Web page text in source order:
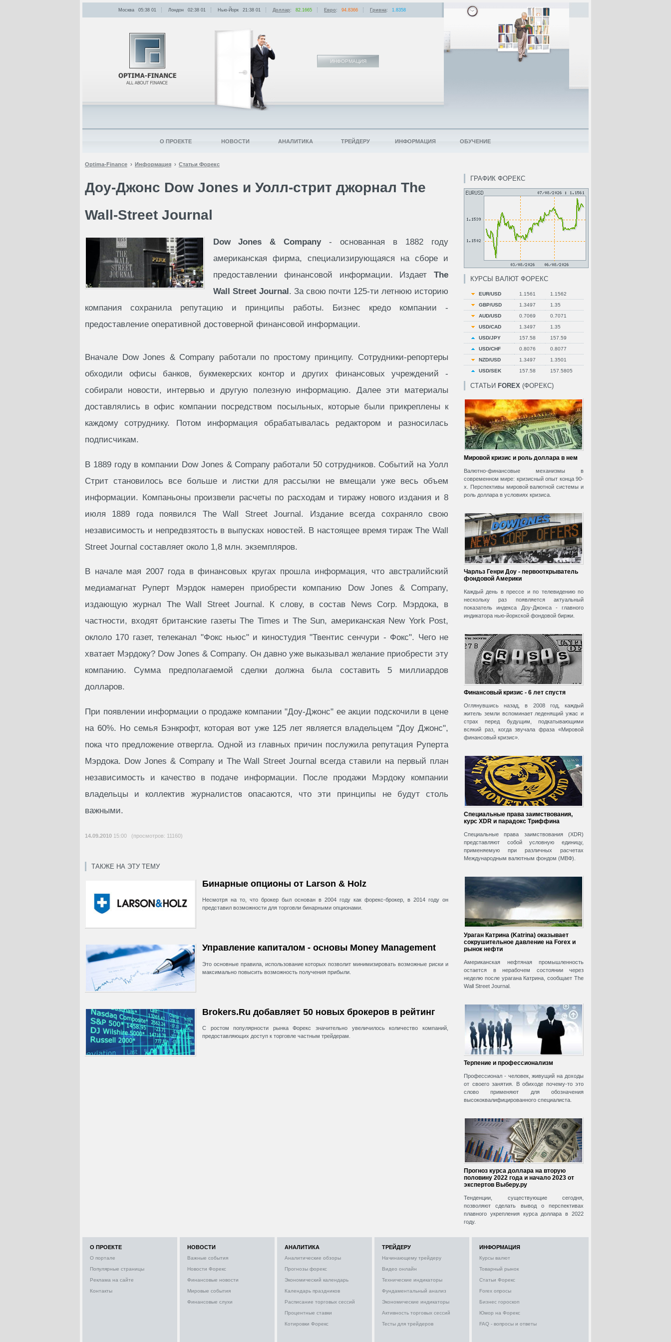
Optima-Finance Информация Статьи Форекс
Доу-Джонс Dow Jones и Уолл-стрит джорнал The
Wall-Street Journal
Dow Jones & Company- основанная в 1882 году
американская фирма, специализирующаяся на сборе и
предоставлении финансовой информации. Издает The
Wall Street Journal. За свою почти 125-ти летнюю историю
компания сохранила репутацию и принципы работы. Бизнес кредо компании -
предоставление оперативной достоверной финансовой информации.
Вначале Dow Jones & Company работали по простому принципу. Сотрудники-репортеры
обходили офисы банков, букмекерских контор и других финансовых учреждений -
собирали новости, интервью и другую полезную информацию. Далее эти материалы
доставлялись в офис компании посредством посыльных, которые были прикреплены к
каждому сотруднику. Потом информация обрабатывалась редактором и разносилась
подписчикам.
В 1889 году в компании Dow Jones & Company работали 50 сотрудников. Событий на Уолл
Стрит становилось все больше и листки для рассылки не вмещали уже весь объем
информации. Компаньоны произвели расчеты по расходам и тиражу нового издания и 8
июля 1889 года появился The Wall Street Journal. Издание всегда сохраняло свою
независимость и непредвзятость в выпусках новостей. В настоящее время тираж The Wall
Street Journal составляет около 1,8 млн. экземпляров.
В начале мая 2007 года в финансовых кругах прошла информация, что австралийский
медиамагнат Руперт Мэрдок намерен приобрести компанию Dow Jones & Company,
издающую журнал The Wall Street Journal. К слову, в состав News Corp. Мэрдока, в
частности, входят британские газеты The Times и The Sun, американская New York Post,
оклоло 170 газет, телеканал "Фокс ньюс" и киностудия "Твентис сенчури - Фокс". Чего не
хватает Мэрдоку? Dow Jones & Company. Он давно уже выказывал желание приобрести эту
компанию. Сумма предполагаемой сделки должна была составить 5 миллиардов
долларов.
При появлении информации о продаже компании "Доу-Джонс" ее акции подскочили в цене
на 60%. Но семья Бэнкрофт, которая вот уже 125 лет является владельцем "Доу Джонс",
пока что предложение отвергла. Одной из главных причин послужила репутация Руперта
Мэрдока. Dow Jones & Company и The Wall Street Journal всегда ставили на первый план
независимость и качество в подаче информации. После продажи Мэрдоку компании
владельцы и коллектив журналистов опасаются, что эти принципы не будут столь
важными.
14.09.2010 15:00 (просмотров: 11160)
ТАКЖЕ НА ЭТУ ТЕМУ
Бинарные опционы от Larson & Holz
Несмотря на то, что брокер был основан в 2004 году как форекс-брокер, в 2014 году он
представил возможности для торговли бинарными опционами.
Управление капиталом - основы Money Management
Это основные правила, использование которых позволит минимизировать возможные риски и
максимально повысить возможность получения прибыли.
Brokers.Ru добавляет 50 новых брокеров в рейтинг
С ростом популярности рынка Форекс значительно увеличилось количество компаний,
предоставляющих доступ к торговле частным трейдерам.
ГРАФИК ФОРЕКС
КУРСЫ ВАЛЮТ ФОРЕКС
EUR/USD 1.1561
1.1562
GBP/USD
1.3497
1.35
AUD/USD
0.7069
0.7071
USD/CAD
1.3497
1.35
USD/JPY
157.58
157.59
USD/CHF
0.8076
0.8077
NZD/USD
1.3497
1.3501
USD/SEK
157.58 157.5805
СТАТЬИ FOREX (ФОРЕКС)
Мировой кризис и роль доллара в нем
Валютно-финансовые механизмы в
современном мире: кризисный опыт конца 90-
х. Перспективы мировой валютной системы и
роль доллара в условиях кризиса.
Чарльз Генри Доу - первооткрыватель
фондовой Америки
Каждый день в прессе и по телевидению по
нескольку раз появляется актуальный
показатель индекса Доу-Джонса - главного
индикатора нью-йоркской фондовой биржи.
Финансовый кризис - 6 лет спустя
Оглянувшись назад, в 2008 год, каждый
житель земли вспоминает леденящий ужас и
страх перед будущим, подкатывающими
всякий раз, когда звучала фраза «Мировой
финансовый кризис».
Специальные права заимствования,
курс XDR и парадокс Триффина
Специальные права заимствования (XDR)
представляют собой условную единицу,
применяемую при различных расчетах
Международным валютным фондом (МВФ).
Ураган Катрина (Katrina) оказывает
сокрушительное давление на Forex и
рынок нефти
Американская нефтяная промышленность
остается в нерабочем состоянии через
неделю после урагана Катрина, сообщает The
Wall Street Journal.
Терпение и профессионализм
Профессионал - человек, живущий на доходы
от своего занятия. В обиходе почему-то это
слово применяют для обозначения
высококвалифицированного специалиста.
Прогноз курса доллара на вторую
половину 2022 года и начало 2023 от
экспертов Выберу.ру
Тенденции, существующие сегодня,
позволяют сделать вывод о перспективах
плавного укрепления курса доллара в 2022
году.
ИНФОРМАЦИЯ
Москва 05:38 01 Лондон 02:38 01 Нью-Йорк 21:38 01 Доллар: 82.1665 Евро: 94.8366 Гривна: 1.8358
О ПРОЕКТЕ НОВОСТИ АНАЛИТИКА ТРЕЙДЕРУ ИНФОРМАЦИЯ ОБУЧЕНИЕ
О ПРОЕКТЕ
О портале
Популярные страницы
Реклама на сайте
Контакты
НОВОСТИ
Важные события
Новости Форекс
Финансовые новости
Мировые события
Финансовые слухи
АНАЛИТИКА
Аналитические обзоры
Прогнозы форекс
Экономический календарь
Календарь праздников
Расписание торговых сессий
Процентные ставки
Котировки Форекс
ТРЕЙДЕРУ
Начинающему трейдеру
Видео онлайн
Технические индикаторы
Фундаментальный анализ
Экономические индикаторы
Активность торговых сессий
Тесты для трейдеров
ИНФОРМАЦИЯ
Курсы валют
Товарный рынок
Статьи Форекс
Forex опросы
Бизнес гороскоп
Юмор на Форекс
FAQ - вопросы и ответы